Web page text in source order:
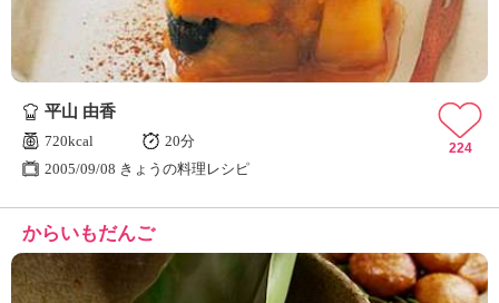
平山 由香
720kcal
20分
2005/09/08 きょうの料理レシピ
224
からいもだんご